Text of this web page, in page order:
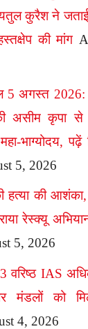
कुरैश ने जताई
की मांग
5 अगस्त 2026:
असीम कृपा से
भाग्योदय,
5, 2026
की आशंका,
रेस्क्यू
5, 2026
वरिष्ठ IAS
मंडलों को
4, 2026